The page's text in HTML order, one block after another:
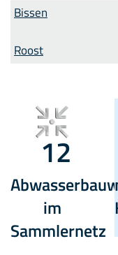
Bissen
Roost
12
im
Sammlernetz